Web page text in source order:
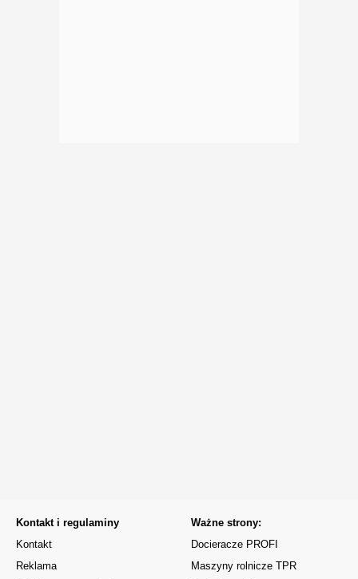
Kontakt i regulaminy
Kontakt
Reklama
Ważne strony:
Docieracze PROFI
Maszyny rolnicze TPR